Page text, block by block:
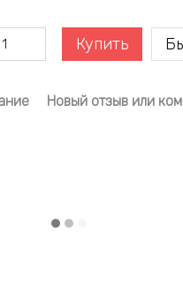
Купить
Новый отзыв или